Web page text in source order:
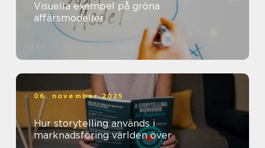
Visuella exempel på gröna
affärsmodeller
06. november 2025
Hur storytelling används i
marknadsföring världen över